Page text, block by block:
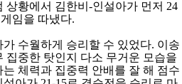
상황에서 김한비 -인설아가 먼저 24
게임을 따냈다.
가 수월하게 승리할 수 있었다. 이송
집중한 탓인지 다소 무거운 모습을
는 체력과 집중력 안배를 잘 해 점수